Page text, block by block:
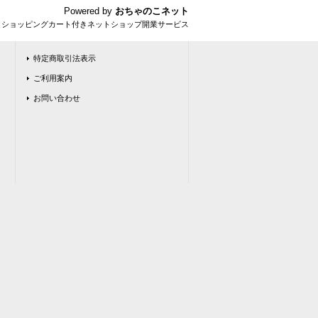
Powered by おちゃのこネット
ョッピングカート付きネットショップ開業サービス
特定商取引法表示
ご利用案内
お問い合わせ